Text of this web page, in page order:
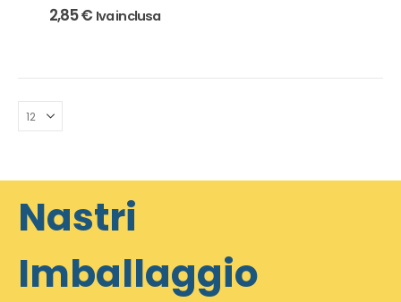
2,85€ Iva inclusa
Nastri
Imballaggio